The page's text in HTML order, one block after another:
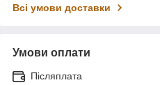
Всі умови доставки
Умови оплати
Післяплата